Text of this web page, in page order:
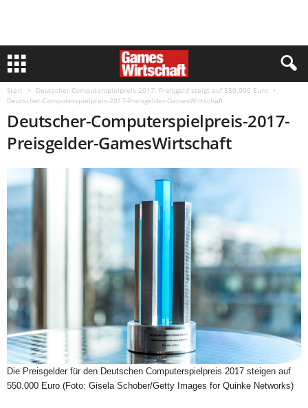
Start
Deutscher Computerspielpreis 2017: Preisgeld steigt auf 550.000 Euro
Deutscher-Computerspielpreis-2017-Preisgelder-GamesWirtschaft
Deutscher-Computerspielpreis-2017-
Preisgelder-GamesWirtschaft
Die Preisgelder für den Deutschen Computerspielpreis 2017 steigen auf
550.000 Euro (Foto: Gisela Schober/Getty Images for Quinke Networks)